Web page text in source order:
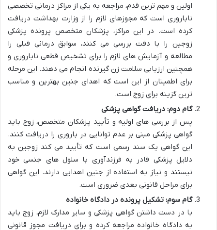
اولین و مهم ترین قدم، مراجعه به یکی از مراکز درمانی تخصصی
ناباروری است که مجوزهای لازم را از وزارت بهداشت دریافت
کرده است. در این مراکز، پزشکان متخصص پرونده پزشکی
زوجین را با دقت بررسی می کنند، سوابق درمانی قبلی را
مطالعه و آزمایش های لازم را برای تشخیص قطعی ناباروری و
همچنین ارزیابی سلامت زن گیرنده انجام می دهند. این مرحله
برای اطمینان از این است که اهدای جنین بهترین و مناسب
ترین گزینه برای زوج است.
گام دوم: دریافت گواهی پزشکی
پس از بررسی های اولیه و تأیید پزشکان متخصص، زوج باید
گواهی پزشکی مبنی بر عدم توانایی در باروری را دریافت کنند.
این گواهی یک سند رسمی است که تأیید می کند زوجین به
دلایل پزشکی قادر به فرزندآوری با سلول های جنسی خود
نیستند و نیاز به استفاده از جنین اهدایی دارند. این گواهی
برای مراحل قانونی بعدی ضروری است.
گام سوم: تشکیل پرونده در دادگاه خانواده
با در دست داشتن گواهی پزشکی و سایر مدارک لازم، زوج باید
به دادگاه خانواده مراجعه کرده و برای دریافت مجوز قانونی